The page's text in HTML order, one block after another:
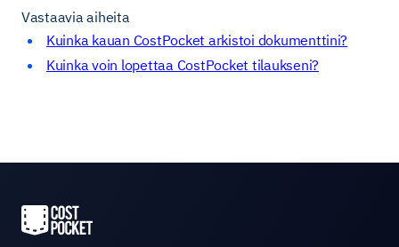
Vastaavia aiheita
Kuinka kauan CostPocket arkistoi dokumenttini?
Kuinka voin lopettaa CostPocket tilaukseni?